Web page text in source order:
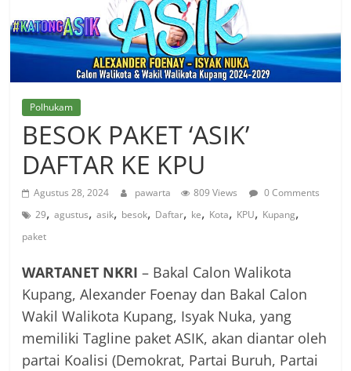
Polhukam
BESOK PAKET ‘ASIK’
DAFTAR KE KPU
Agustus 28, 2024 pawarta 809 Views
0 Comments
29,agustus,asik, besok, Daftar, ke, Kota, KPU, Kupang,
paket
WARTANET NKRI – Bakal Calon Walikota
Kupang, Alexander Foenay dan Bakal Calon
Wakil Walikota Kupang, Isyak Nuka, yang
memiliki Tagline paket ASIK, akan diantar oleh
partai Koalisi (Demokrat, Partai Buruh, Partai